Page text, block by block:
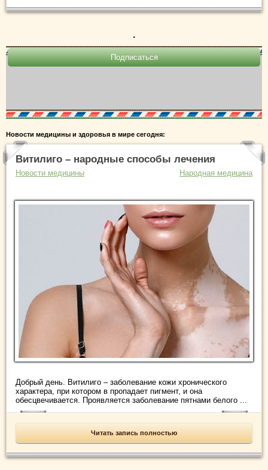
.
Новости медицины и здоровья в мире сегодня:
Витилиго – народные способы лечения
Новости медицины Народная медицина
Добрый день. Витилиго – заболевание кожи хронического
характера, при котором в пропадает пигмент, и она
обесцвечивается. Проявляется заболевание пятнами белого ...
Читать запись полностью